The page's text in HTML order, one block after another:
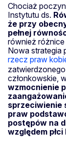
Chociaż
Instytutu ds.
że przy
pełnej
również różnice
Nowa strategia
rzecz praw
członkowskie,
wzmocnienie
sprzeciwienie
praw
postępów na
względem płci